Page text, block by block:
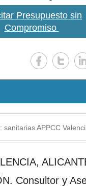
Presupuesto sin
Compromiso
sanitarias APPCC
Consultor y